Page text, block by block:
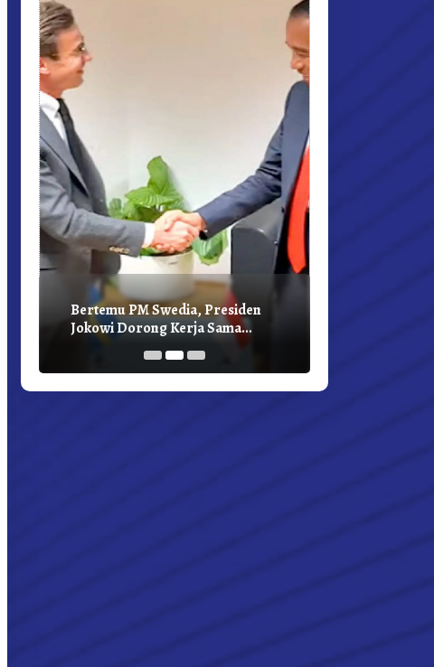
Bertemu PM Swedia, Presiden
Jokowi Dorong Kerja Sama
Pembangunan Hijau